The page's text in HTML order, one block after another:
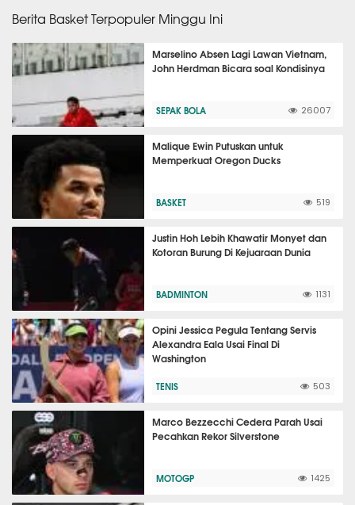
Berita Basket Terpopuler Minggu Ini
Marselino Absen Lagi Lawan Vietnam,
John Herdman Bicara soal Kondisinya
SEPAK BOLA 26007
Malique Ewin Putuskan untuk
Memperkuat Oregon Ducks
BASKET 519
Justin Hoh Lebih Khawatir Monyet dan
Kotoran Burung Di Kejuaraan Dunia
BADMINTON 1131
Opini Jessica Pegula Tentang Servis
Alexandra Eala Usai Final Di
Washington
TENIS 503
Marco Bezzecchi Cedera Parah Usai
Pecahkan Rekor Silverstone
MOTOGP 1425